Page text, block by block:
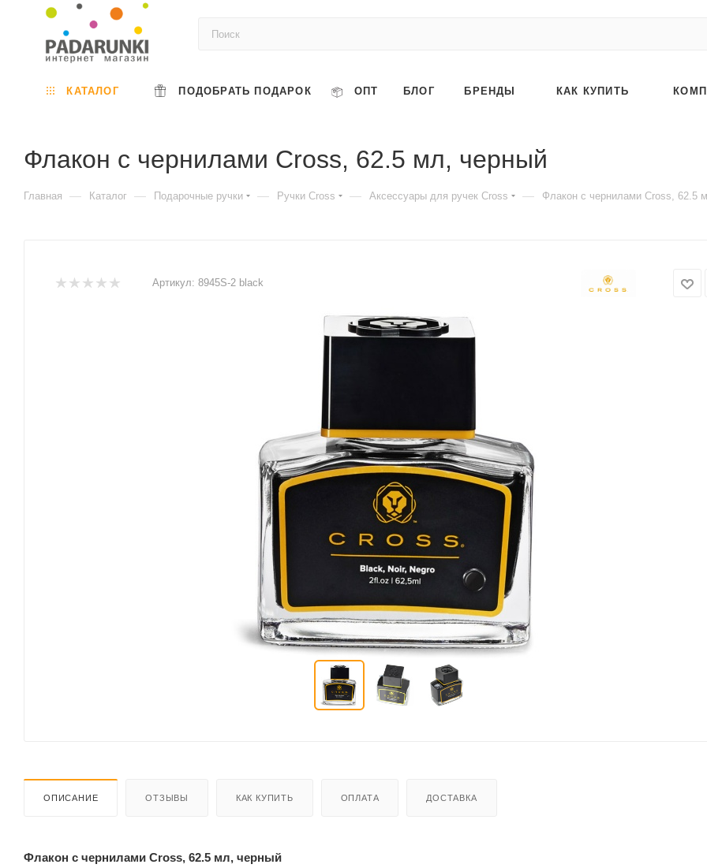
КАТАЛОГ ПОДОБРАТЬ ПОДАРОК ОПТ БЛОГ БРЕНДЫ КАК КУПИТЬ
Флакон с чернилами Cross, 62.5 мл, черный
Главная — Каталог — Подарочные ручки — Ручки Cross — Аксессуары для ручек Cross — Флакон с чернилами Cross, 62.5
Артикул: 8945S-2 black
ОПИСАНИЕ ОТЗЫВЫ КАК КУПИТЬ ОПЛАТА ДОСТАВКА
Флакон с чернилами Cross, 62.5 мл, черный